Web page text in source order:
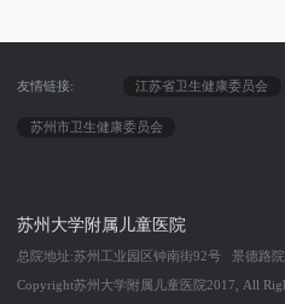
友情链接: 江苏省卫生健康委员会
苏州市卫生健康委员会
苏州大学附属儿童医院
总院地址:苏州工业园区钟南街92号 景德路
Copyright苏州大学附属儿童医院2017, All